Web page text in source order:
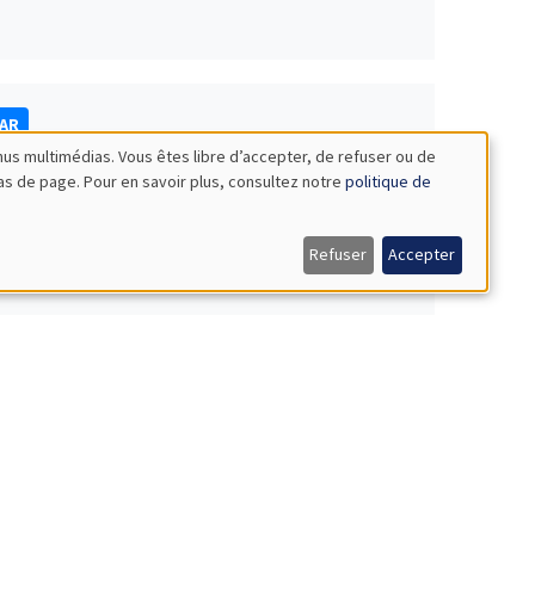
multimédias. Vous êtes libre d’accepter, de refuser ou de
de page. Pour en savoir plus, consultez notre politique de
Refuser Accepter